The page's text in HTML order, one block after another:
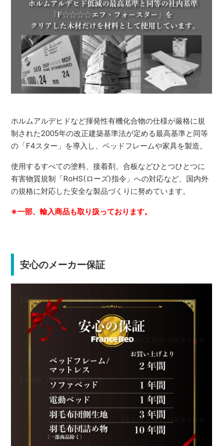
ホルムアルデヒドなど揮発性有機化合物の仕様が厳格に規
制された2005年の改正建築基準法が定める最高基準と同等
の「F4スター」を導入し、ベッドフレームや家具を製造。
使用するすべての塗料、接着剤、合板などひとつひとつに
有害物質規制「RoHS(ローズ)指令」への対応など、国内外
の規格に対応した安全な製品づくりに努めています。
※一部、輸入商品も取り扱っております。
安心のメーカー保証